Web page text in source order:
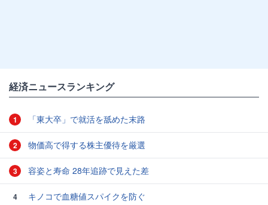
経済ニュースランキング
1 「東大卒」で就活を舐めた末路
2 物価高で得する株主優待を厳選
3 容姿と寿命 28年追跡で見えた差
4 キノコで血糖値スパイクを防ぐ